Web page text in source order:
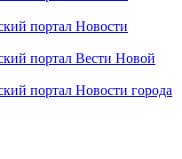
портал Новости
портал Вести Новой
портал Новости города